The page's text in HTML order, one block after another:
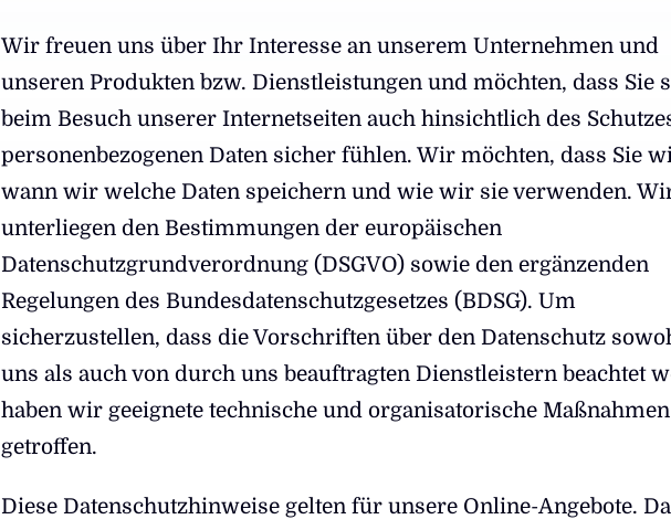
Wir freuen uns über Ihr Interesse an unserem Unternehmen und
unseren Produkten bzw. Dienstleistungen und möchten, dass Sie
beim Besuch unserer Internetseiten auch hinsichtlich des
personenbezogenen Daten sicher fühlen. Wir möchten, dass Sie
wann wir welche Daten speichern und wie wir sie verwenden.
unterliegen den Bestimmungen der europäischen
Datenschutzgrundverordnung (DSGVO) sowie den ergänzenden
Regelungen des Bundesdatenschutzgesetzes (BDSG). Um
sicherzustellen, dass die Vorschriften über den Datenschutz
uns als auch von durch uns beauftragten Dienstleistern beachtet
haben wir geeignete technische und organisatorische Maßnahmen
getroffen.
Diese Datenschutzhinweise gelten für unsere Online-Angebote.